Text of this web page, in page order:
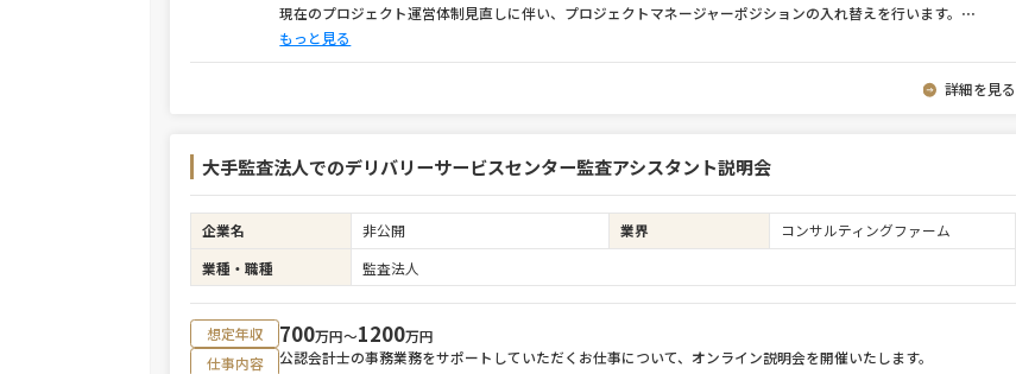
現在のプロジェクト運営体制見直しに伴い、プロジェクトマネージャーポジションの入れ替えを行います。 ⋯
もっと見る
詳細を見る
大手監査法人でのデリバリーサービスセンター監査アシスタント説明会
企業名 非公開 業界
コンサルティングファーム
業種・職種
監査法人
想定年収 700万円〜1200万円
仕事内容
公認会計士の事務業務をサポートしていただくお仕事について、オンライン説明会を開催いたします。